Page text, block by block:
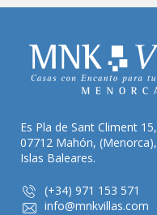
Es Pla de Sant Climent 15,
07712 Mahón, (Menorca),
Islas Baleares.
(+34) 971 153 571
info@mnkvillas.com